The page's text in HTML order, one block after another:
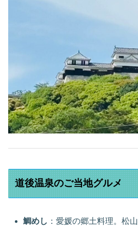
道後温泉のご当地グルメ
鯛めし ：愛媛の郷土料理。松